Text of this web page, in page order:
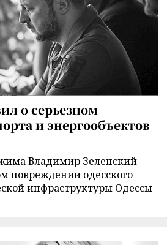
о серьезном
и энергообъектов
Владимир Зеленский
повреждении одесского
инфраструктуры Одессы